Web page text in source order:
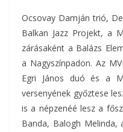
Ocsovay Damján trió,
Balkan Jazz Projekt, a
zárásaként a Balázs
a Nagyszínpadon. Az
Egri János duó és a
versenyének győztese
is a népzenéé lesz a
Banda, Balogh Melinda,